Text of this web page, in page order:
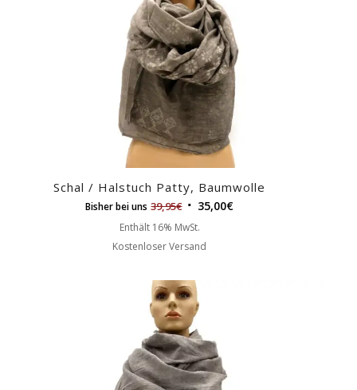
Schal / Halstuch Patty, Baumwolle
Bisher bei uns 39,95€ 35,00€
Enthält 16% MwSt.
Kostenloser Versand